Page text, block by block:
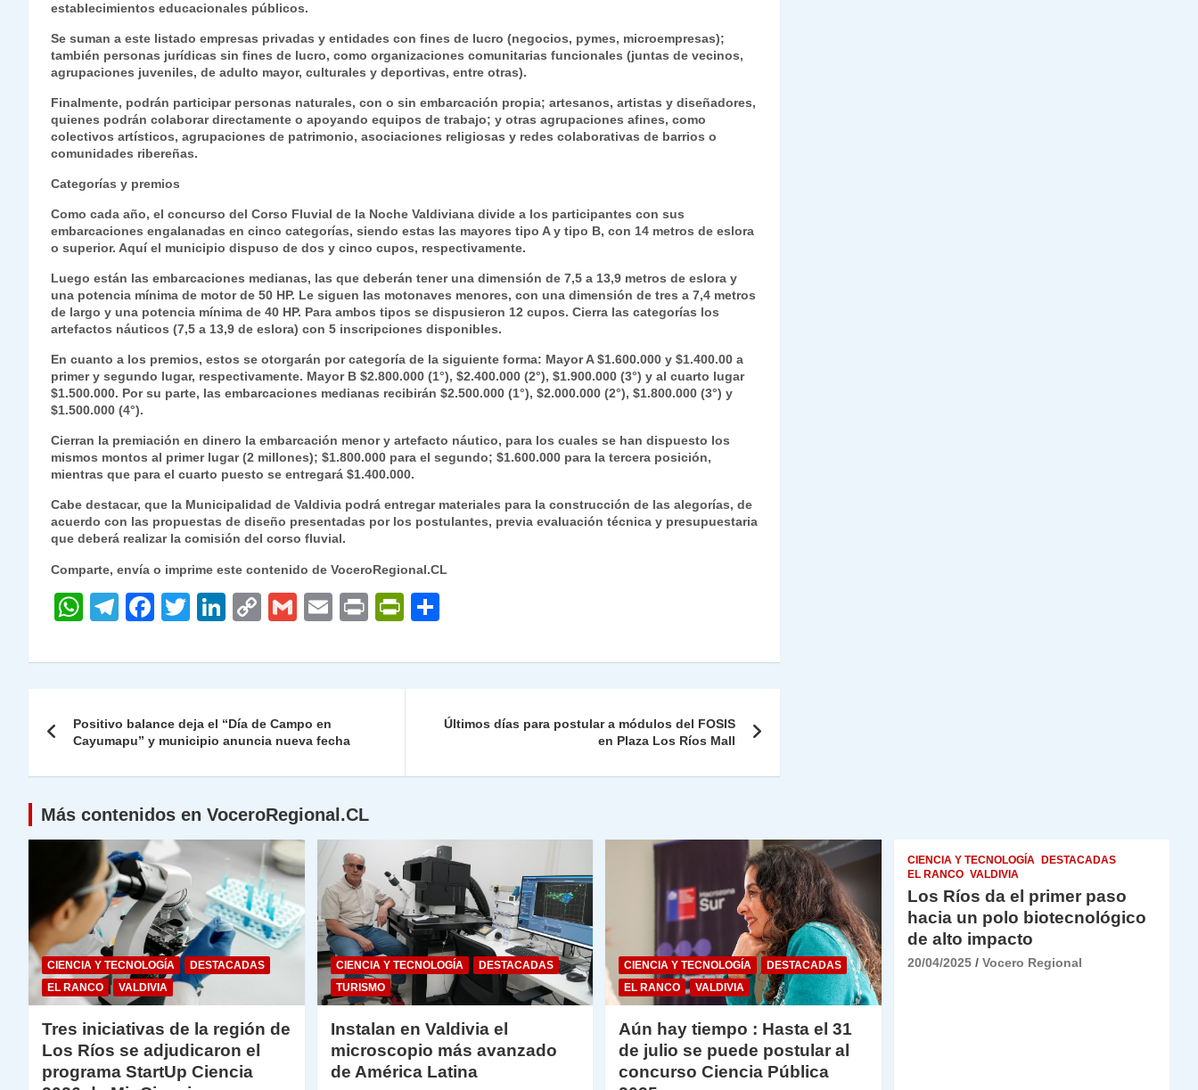
establecimientos educacionales públicos.
Se suman a este listado empresas privadas y entidades con fines de lucro (negocios, pymes, microempresas);
también personas jurídicas sin fines de lucro, como organizaciones comunitarias funcionales (juntas de vecinos,
agrupaciones juveniles, de adulto mayor, culturales y deportivas, entre otras).
Finalmente, podrán participar personas naturales, con o sin embarcación propia; artesanos, artistas y diseñadores,
quienes podrán colaborar directamente o apoyando equipos de trabajo; y otras agrupaciones afines, como
colectivos artísticos, agrupaciones de patrimonio, asociaciones religiosas y redes colaborativas de barrios o
comunidades ribereñas.
Categorías y premios
Como cada año, el concurso del Corso Fluvial de la Noche Valdiviana divide a los participantes con sus
embarcaciones engalanadas en cinco categorías, siendo estas las mayores tipo A y tipo B, con 14 metros de eslora
o superior. Aquí el municipio dispuso de dos y cinco cupos, respectivamente.
Luego están las embarcaciones medianas, las que deberán tener una dimensión de 7,5 a 13,9 metros de eslora y
una potencia mínima de motor de 50 HP. Le siguen las motonaves menores, con una dimensión de tres a 7,4 metros
de largo y una potencia mínima de 40 HP. Para ambos tipos se dispusieron 12 cupos. Cierra las categorías los
artefactos náuticos (7,5 a 13,9 de eslora) con 5 inscripciones disponibles.
En cuanto a los premios, estos se otorgarán por categoría de la siguiente forma: Mayor A $1.600.000 y $1.400.00 a
primer y segundo lugar, respectivamente. Mayor B $2.800.000 (1°), $2.400.000 (2°), $1.900.000 (3°) y al cuarto lugar
$1.500.000. Por su parte, las embarcaciones medianas recibirán $2.500.000 (1°), $2.000.000 (2°), $1.800.000 (3°) y
$1.500.000 (4°).
Cierran la premiación en dinero la embarcación menor y artefacto náutico, para los cuales se han dispuesto los
mismos montos al primer lugar (2 millones); $1.800.000 para el segundo; $1.600.000 para la tercera posición,
mientras que para el cuarto puesto se entregará $1.400.000.
Cabe destacar, que la Municipalidad de Valdivia podrá entregar materiales para la construcción de las alegorías, de
acuerdo con las propuestas de diseño presentadas por los postulantes, previa evaluación técnica y presupuestaria
que deberá realizar la comisión del corso fluvial.
Comparte, envía o imprime este contenido de VoceroRegional.CL
W
at
A
p
p
T
e
a
m
F
c
b
o
o
k
T
itt
Li
k
dI
n
C
p
Li
n
k
G
ai
E
ai
P
nt
P
nt
dl
m
ar
de
entradas
Positivo balance deja el “Día de Campo en
Cayumapu” y municipio anuncia nueva fecha
Últimos días para postular a módulos del FOSIS
en Plaza Los Ríos Mall
Más contenidos en VoceroRegional.CL
CIENCIA Y TECNOLOGÍA
DESTACADAS
EL RANCO
VALDIVIA
Tres iniciativas de la región de
Los Ríos se adjudicaron el
programa StartUp Ciencia
CIENCIA Y TECNOLOGÍA
DESTACADAS
TURISMO
Instalan en Valdivia el
microscopio más avanzado
de América Latina
CIENCIA Y TECNOLOGÍA
DESTACADAS
EL RANCO
VALDIVIA
Aún hay tiempo : Hasta el 31
de julio se puede postular al
concurso Ciencia Pública
CIENCIA Y TECNOLOGÍA
DESTACADAS
EL RANCO VALDIVIA
Los Ríos da el primer paso
hacia un polo biotecnológico
de alto impacto
20/04/2025 Vocero Regional